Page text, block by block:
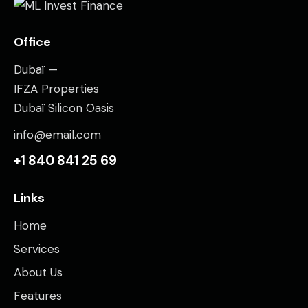
Office
Dubaï —
IFZA Properties
Dubaï Silicon Oasis
info@email.com
+1 840 841 25 69
Links
Home
Services
About Us
Features